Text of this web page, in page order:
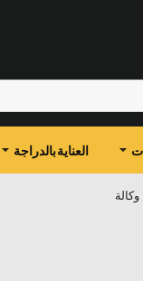
العناية بالدراجة